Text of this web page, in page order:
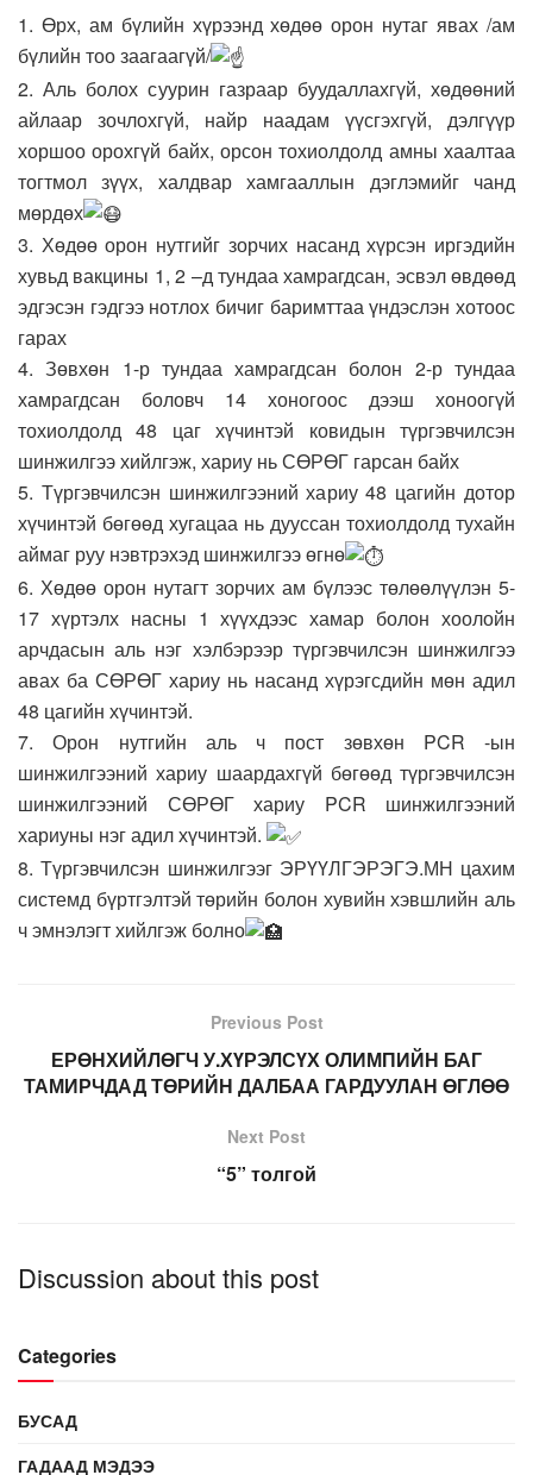
1. Өрх, ам бүлийн хүрээнд хөдөө орон нутаг явах /ам
бүлийн тоо заагаагүй/
2. Аль болох суурин газраар буудаллахгүй, хөдөөний
айлаар зочлохгүй, найр наадам үүсгэхгүй, дэлгүүр
хоршоо орохгүй байх, орсон тохиолдолд амны хаалтаа
тогтмол зүүх, халдвар хамгааллын дэглэмийг чанд
мөрдөх
3. Хөдөө орон нутгийг зорчих насанд хүрсэн иргэдийн
хувьд вакцины 1, 2 –д тундаа хамрагдсан, эсвэл өвдөөд
эдгэсэн гэдгээ нотлох бичиг баримттаа үндэслэн хотоос
гарах
4. Зөвхөн 1-р тундаа хамрагдсан болон 2-р тундаа
хамрагдсан боловч 14 хоногоос дээш хоноогүй
тохиолдолд 48 цаг хүчинтэй ковидын түргэвчилсэн
шинжилгээ хийлгэж, хариу нь СӨРӨГ гарсан байх
5. Түргэвчилсэн шинжилгээний хариу 48 цагийн дотор
хүчинтэй бөгөөд хугацаа нь дууссан тохиолдолд тухайн
аймаг руу нэвтрэхэд шинжилгээ өгнө
6. Хөдөө орон нутагт зорчих ам бүлээс төлөөлүүлэн 5-
17 хүртэлх насны 1 хүүхдээс хамар болон хоолойн
арчдасын аль нэг хэлбэрээр түргэвчилсэн шинжилгээ
авах ба СӨРӨГ хариу нь насанд хүрэгсдийн мөн адил
48 цагийн хүчинтэй.
7. Орон нутгийн аль ч пост зөвхөн PCR -ын
шинжилгээний хариу шаардахгүй бөгөөд түргэвчилсэн
шинжилгээний СӨРӨГ хариу PCR шинжилгээний
хариуны нэг адил хүчинтэй.
8. Түргэвчилсэн шинжилгээг ЭРҮҮЛГЭРЭГЭ.МН цахим
системд бүртгэлтэй төрийн болон хувийн хэвшлийн аль
ч эмнэлэгт хийлгэж болно
Previous Post
ЕРӨНХИЙЛӨГЧ У.ХҮРЭЛСҮХ ОЛИМПИЙН БАГ
ТАМИРЧДАД ТӨРИЙН ДАЛБАА ГАРДУУЛАН ӨГЛӨӨ
Next Post
“5” толгой
Discussion about this post
Categories
БУСАД
ГАДААД МЭДЭЭ